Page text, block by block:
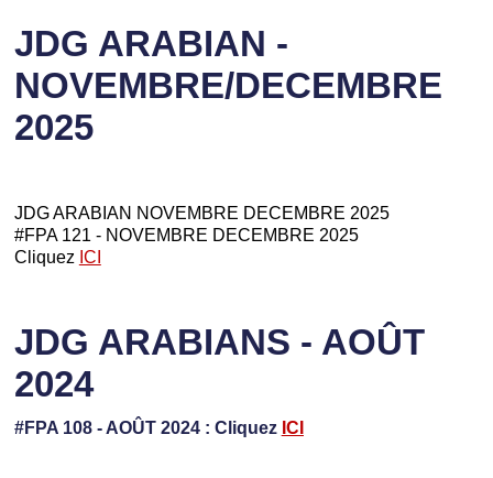
JDG ARABIAN -
NOVEMBRE/DECEMBRE
2025
JDG ARABIAN NOVEMBRE DECEMBRE 2025
#FPA 121 - NOVEMBRE DECEMBRE 2025
Cliquez ICI
JDG ARABIANS - AOÛT
2024
#FPA 108 - AOÛT 2024 : Cliquez ICI